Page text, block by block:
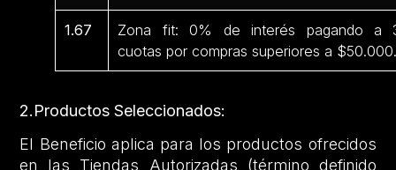
1.67
Zona fit: 0% de interés pagando a
cuotas por compras superiores a
2.Productos Seleccionados:
El Beneficio aplica para los productos ofrecidos
en las Tiendas Autorizadas (término definido